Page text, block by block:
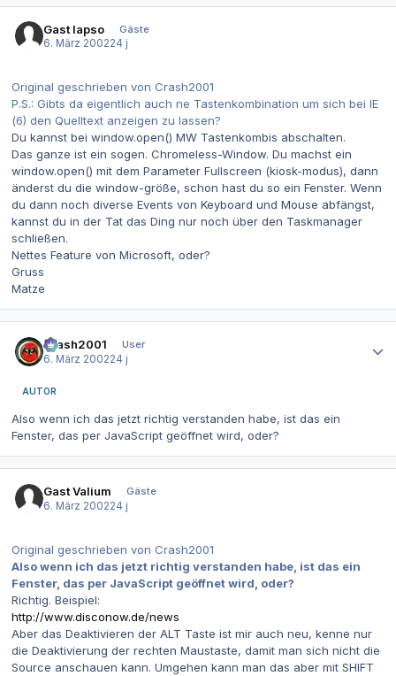
Gast lapso
Gäste
6. März 200224 j
Original geschrieben von Crash2001
P.S.: Gibts da eigentlich auch ne Tastenkombination um sich bei IE
(6) den Quelltext anzeigen zu lassen?
Du kannst bei window.open() MW Tastenkombis abschalten.
Das ganze ist ein sogen. Chromeless-Window. Du machst ein
window.open() mit dem Parameter Fullscreen (kiosk-modus), dann
änderst du die window-größe, schon hast du so ein Fenster. Wenn
du dann noch diverse Events von Keyboard und Mouse abfängst,
kannst du in der Tat das Ding nur noch über den Taskmanager
schließen.
Nettes Feature von Microsoft, oder?
Gruss
Matze
Crash2001
User
6. März 200224 j
AUTOR
Also wenn ich das jetzt richtig verstanden habe, ist das ein
Fenster, das per JavaScript geöffnet wird, oder?
Gast Valium
Gäste
6. März 200224 j
Original geschrieben von Crash2001
Also wenn ich das jetzt richtig verstanden habe, ist das ein
Fenster, das per JavaScript geöffnet wird, oder?
Richtig. Beispiel:
http://www.disconow.de/news
Aber das Deaktivieren der ALT Taste ist mir auch neu, kenne nur
die Deaktivierung der rechten Maustaste, damit man sich nicht die
Source anschauen kann. Umgehen kann man das aber mit SHIFT